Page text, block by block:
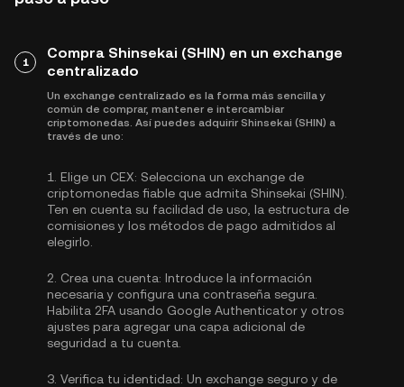
1
Compra Shinsekai (SHIN) en un exchange
centralizado
Un exchange centralizado es la forma más sencilla y
común de comprar, mantener e intercambiar
criptomonedas. Así puedes adquirir Shinsekai (SHIN) a
través de uno:
1. Elige un CEX: Selecciona un exchange de
criptomonedas fiable que admita Shinsekai (SHIN).
Ten en cuenta su facilidad de uso, la estructura de
comisiones y los métodos de pago admitidos al
elegirlo.
2. Crea una cuenta: Introduce la información
necesaria y configura una contraseña segura.
Habilita 2FA usando Google Authenticatory otros
ajustes para agregar una capa adicional de
seguridad a tu cuenta.
3. Verifica tu identidad: Un exchange seguro y de